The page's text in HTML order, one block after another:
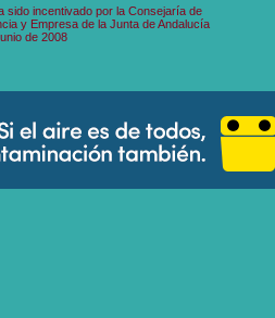
sido incentivado por la Consejaría de
y Empresa de la Junta de Andalucía
de 2008